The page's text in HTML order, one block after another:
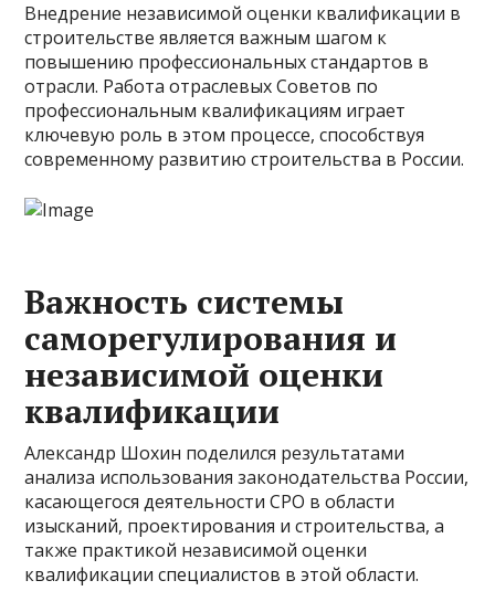
Внедрение независимой оценки квалификации в
строительстве является важным шагом к
повышению профессиональных стандартов в
отрасли. Работа отраслевых Советов по
профессиональным квалификациям играет
ключевую роль в этом процессе, способствуя
современному развитию строительства в России.
Важность системы
саморегулирования и
независимой оценки
квалификации
Александр Шохин поделился результатами
анализа использования законодательства России,
касающегося деятельности СРО в области
изысканий, проектирования и строительства, а
также практикой независимой оценки
квалификации специалистов в этой области.